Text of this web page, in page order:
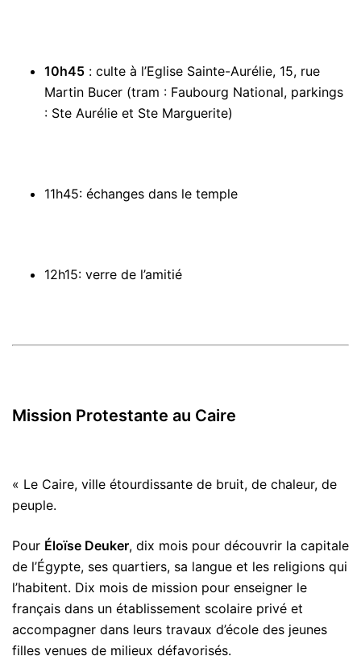
10h45 : culte à l’Eglise Sainte-Aurélie, 15, rue
Martin Bucer (tram : Faubourg National, parkings
: Ste Aurélie et Ste Marguerite)
11h45: échanges dans le temple
12h15: verre de l’amitié
Mission Protestante au Caire
« Le Caire, ville étourdissante de bruit, de chaleur, de
peuple.
Pour Éloïse Deuker, dix mois pour découvrir la capitale
de l’Égypte, ses quartiers, sa langue et les religions qui
l’habitent. Dix mois de mission pour enseigner le
français dans un établissement scolaire privé et
accompagner dans leurs travaux d’école des jeunes
filles venues de milieux défavorisés.